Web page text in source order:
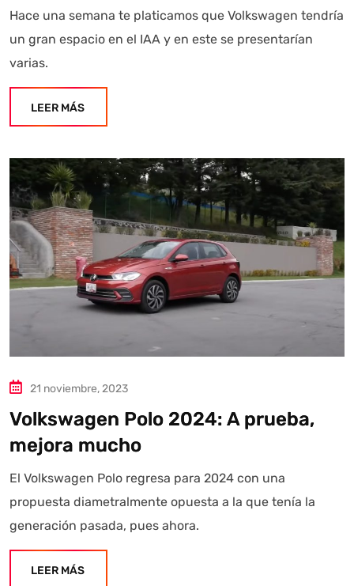
Hace una semana te platicamos que Volkswagen tendría
un gran espacio en el IAA y en este se presentarían
varias.
LEER MÁS
21 noviembre, 2023
Volkswagen Polo 2024: A prueba,
mejora mucho
El Volkswagen Polo regresa para 2024 con una
propuesta diametralmente opuesta a la que tenía la
generación pasada, pues ahora.
LEER MÁS